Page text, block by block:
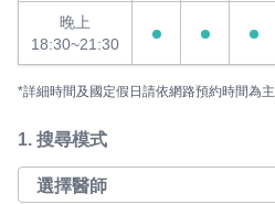
晚上
18:30~21:30
*詳細時間及國定假日請依網路預約時間為主
1. 搜尋模式